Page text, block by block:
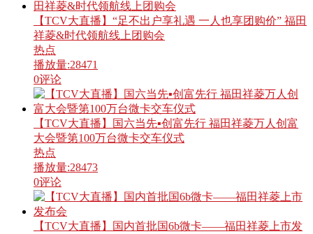
【TCV大直播】“足不出户享礼遇 一人也享团购价” 福田
祥菱&时代领航线上团购会
热点
播放量:28471
0评论
【TCV大直播】国六当先▪创富先行 福田祥菱万人创富
大会暨第100万台微卡交车仪式
热点
播放量:28473
0评论
【TCV大直播】国内首批国6b微卡——福田祥菱上市发